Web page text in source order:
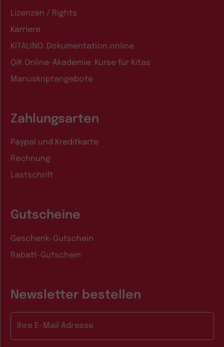
Lizenzen / Rights
Karriere
KITALINO: Dokumentation online
QiK Online-Akademie: Kurse für Kitas
Manuskriptangebote
Zahlungsarten
Paypal und Kreditkarte
Rechnung
Lastschrift
Gutscheine
Geschenk-Gutschein
Rabatt-Gutschein
Newsletter bestellen